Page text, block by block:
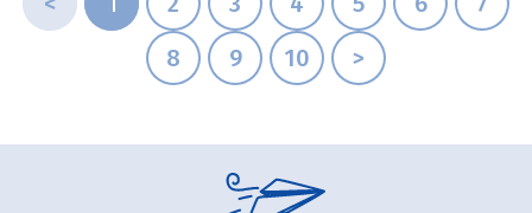
8
9 10 >